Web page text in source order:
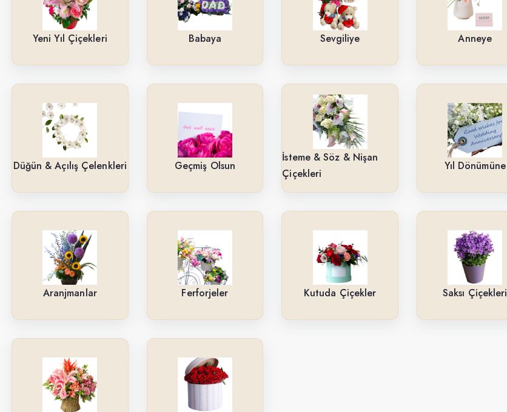
Düğün & Açılış Çelenkleri
Saksı Çiçekleri
Yıl Dönümüne
Güller
Cenaze & Tören Çelenkleri
Tasarım Buketler
Orkideler
Ne İçin ?
Ürün Çeşitlerimiz
Aranjmanlar
Lilyumlar
Arkadaşa
Yeni Yıl Çiçekleri Babaya Sevgiliye Anneye
Düğün & Açılış Çelenkleri Geçmiş Olsun
İsteme & Söz & Nişan
Çiçekleri
Yıl Dönümüne
Aranjmanlar Ferforjeler Kutuda Çiçekler Saksı Çiçekleri